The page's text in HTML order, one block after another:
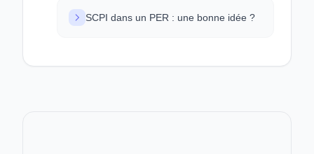
SCPI dans un PER : une bonne idée ?